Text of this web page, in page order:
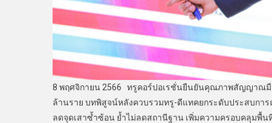
8 พฤศจิกายน 2566 ทรูคอร์ปอเรชั่นยืนยันคุณภาพสัญญาณมือ
ล้านราย บทพิสูจน์หลังควบรวมทรู-ดีแทคยกระดับประสบกา
ลดจุดเสาซ้ำซ้อน ย้ำไม่ลดสถานีฐาน เพิ่มความครอบคลุมพื้